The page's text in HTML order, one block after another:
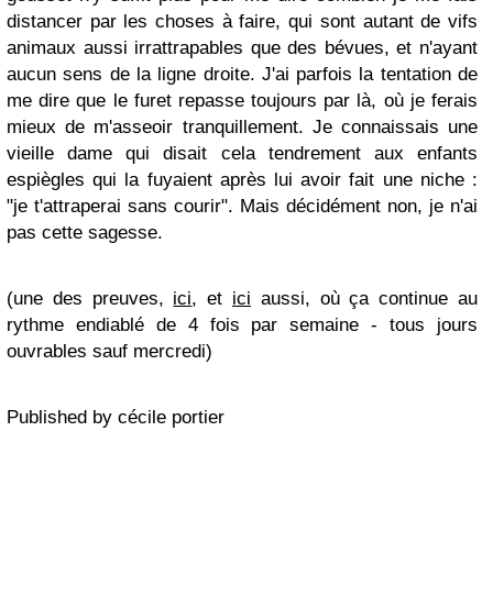
distancer par les choses à faire, qui sont autant de vifs
animaux aussi irrattrapables que des bévues, et n'ayant
aucun sens de la ligne droite. J'ai parfois la tentation de
me dire que le furet repasse toujours par là, où je ferais
mieux de m'asseoir tranquillement. Je connaissais une
vieille dame qui disait cela tendrement aux enfants
espiègles qui la fuyaient après lui avoir fait une niche :
"je t'attraperai sans courir". Mais décidément non, je n'ai
pas cette sagesse.
(une des preuves, ici, et ici aussi, où ça continue au
rythme endiablé de 4 fois par semaine - tous jours
ouvrables sauf mercredi)
Published by cécile portier